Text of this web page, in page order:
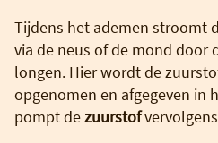
Tijdens het ademen stroomt
via de neus of de mond door
longen. Hier wordt de
opgenomen en afgegeven in
pompt dezuurstof